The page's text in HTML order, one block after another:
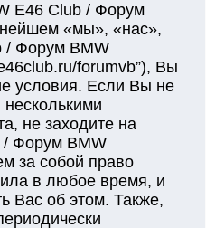
E46 Club / Форум
«мы», «нас»,
/ Форум BMW
forumvb”), Вы
условия. Если Вы не
не заходите на
/ Форум BMW
за собой право
в любое время, и
Вас об этом. Также,